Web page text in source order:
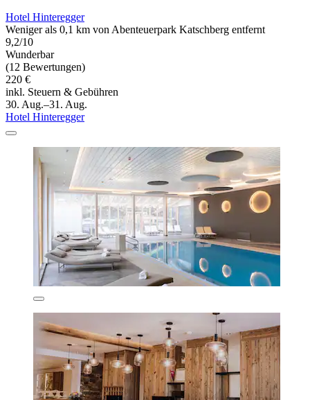
Hotel Hinteregger
Weniger als 0,1 km von Abenteuerpark Katschberg entfernt
9,2/10
Wunderbar
(12 Bewertungen)
220 €
inkl. Steuern & Gebühren
30. Aug.–31. Aug.
Hotel Hinteregger